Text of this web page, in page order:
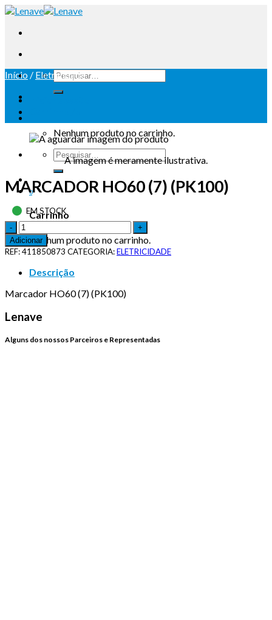
Nenhum produto no carrinho.
0
Carrinho
Nenhum produto no carrinho.
Início / Eletricidade
A imagem é meramente ilustrativa.
MARCADOR HO60 (7) (PK100)
EM STOCK
Adicionar
REF:411850873 CATEGORIA:ELETRICIDADE
Descrição
Marcador HO60 (7) (PK100)
Lenave
Alguns dos nossos Parceiros e Representadas